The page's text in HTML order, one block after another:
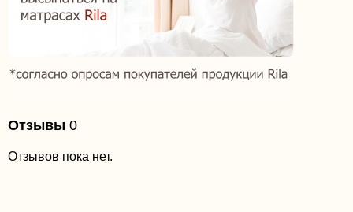
Отзывы 0
Отзывов пока нет.